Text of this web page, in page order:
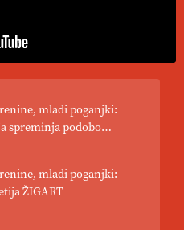
mladi poganjki:
spreminja podobo
mladi poganjki:
ŽIGART